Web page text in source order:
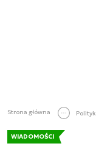
Strona główna
WIADOMOŚCI